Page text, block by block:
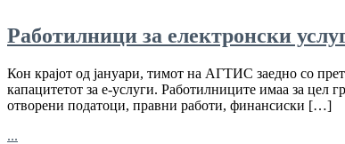
Работилници за електронски
Кон крајот од јануари, тимот на АГТИС заедно со
капацитетот за е-услуги. Работилниците имаа за цел
отворени податоци, правни работи, финансиски […]
...